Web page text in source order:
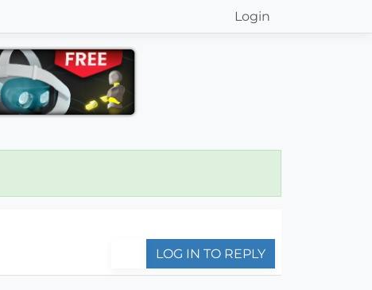
Login
LOG IN TO REPLY